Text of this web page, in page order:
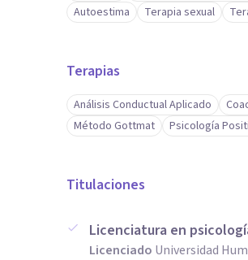
Autoestima
Terapia sexual
Terapias
Análisis Conductual Aplicado
Método Gottmat
Psicología
Titulaciones
Licenciatura en
Licenciado Universidad